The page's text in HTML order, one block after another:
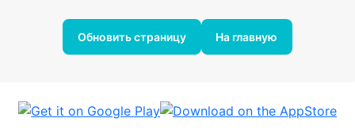
Обновить страницу На главную